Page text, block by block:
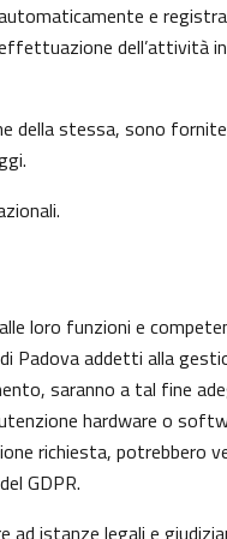
e
dell’attività
della stessa, sono
loro funzioni e
Padova addetti alla
saranno a tal fine
hardware o
richiesta, potrebbero
GDPR.
ad istanze legali e